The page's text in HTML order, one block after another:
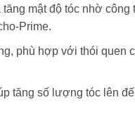
mật độ tóc nhờ
Prime.
phù hợp với thói quen
tăng số lượng tóc lên